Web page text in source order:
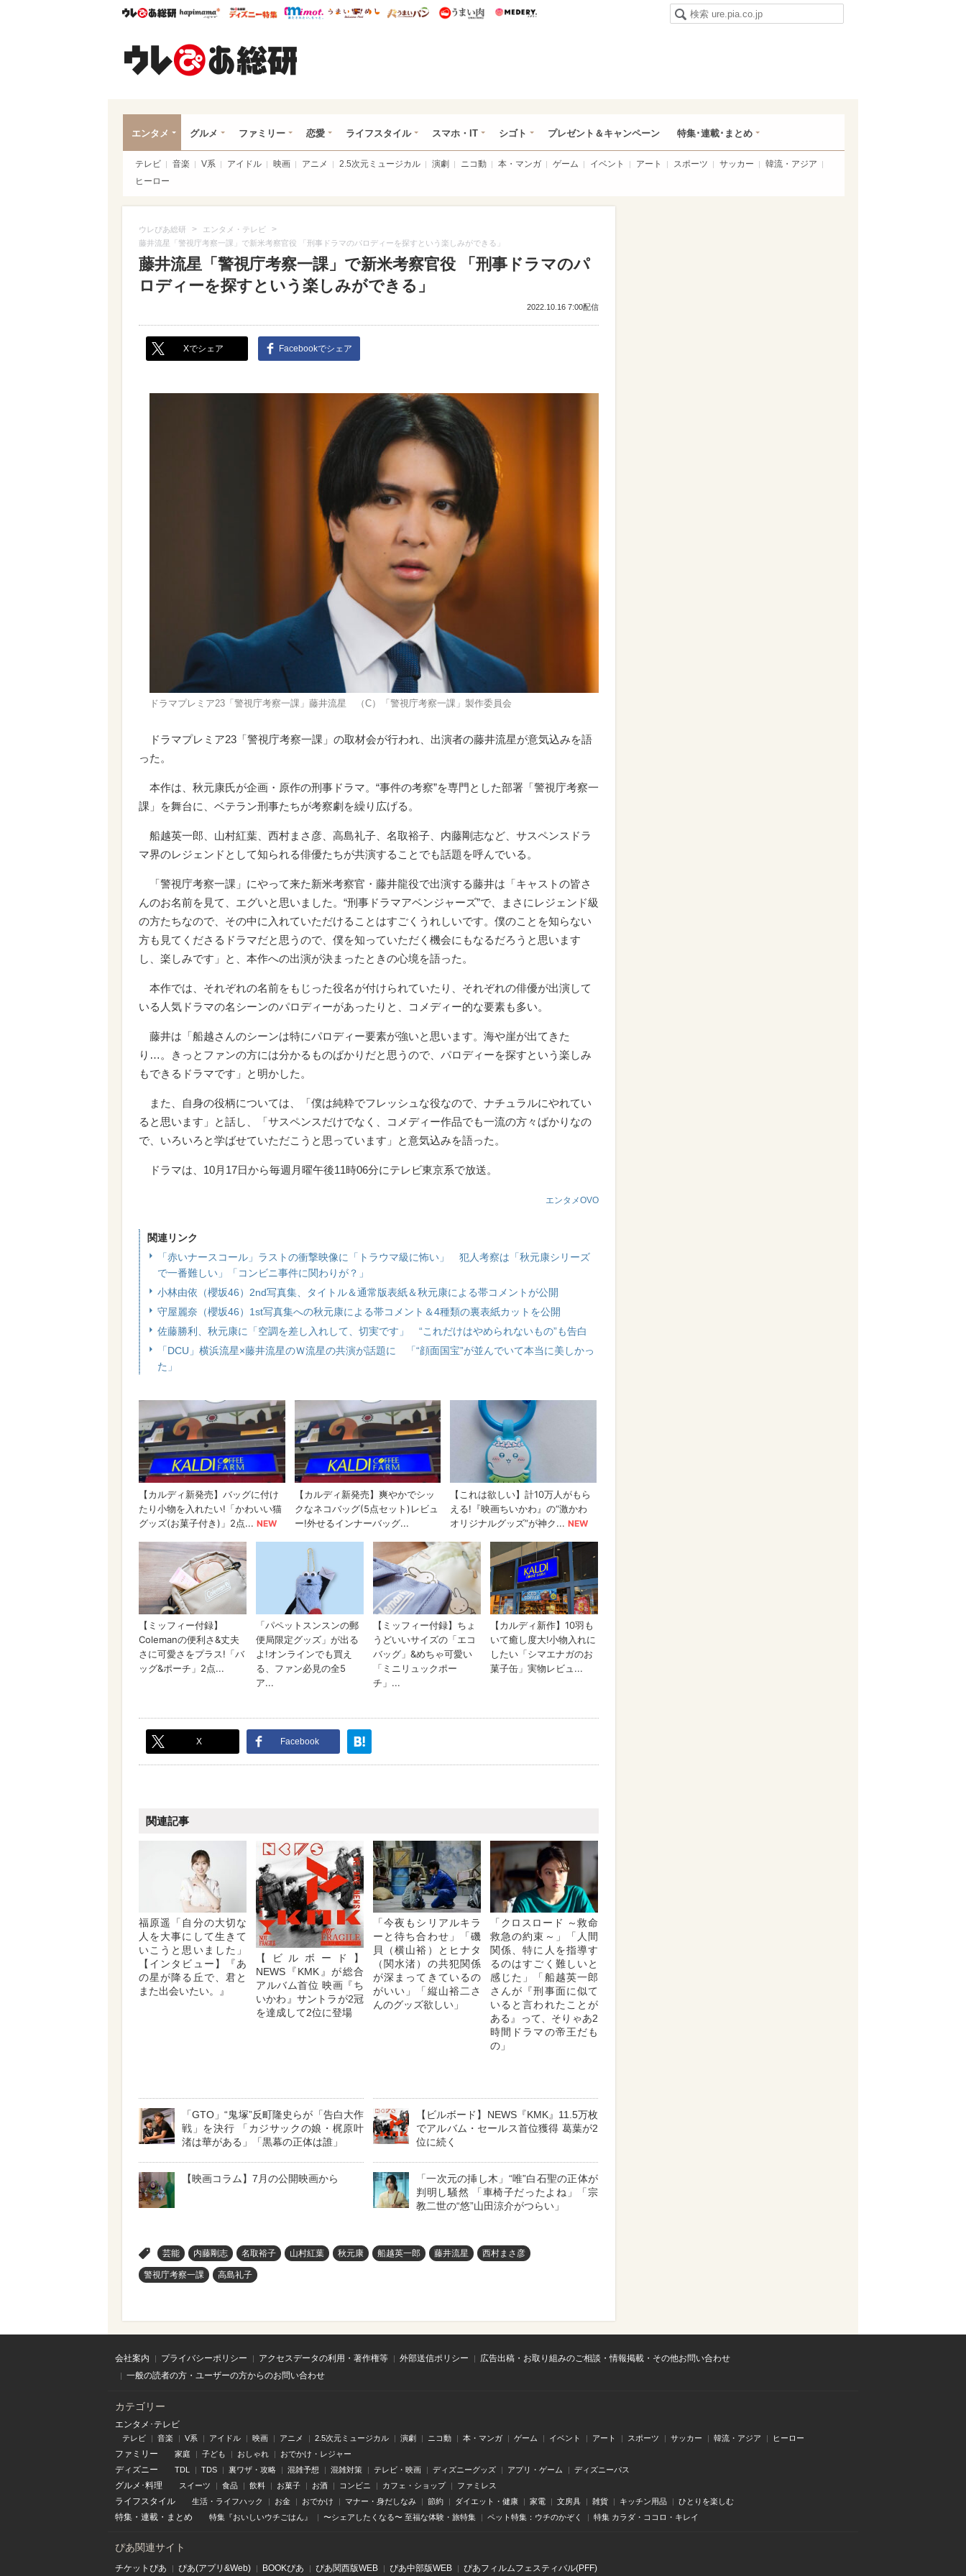
ウレぴあ総研ハピママ* ウレぴあ総研 ディズニー特集
mimot. うまいめし うまいパン うまい肉
エンタメ グルメ ファミリー 恋愛 ライフスタイル スマホ・IT シゴト プレゼント＆キャンペーン 特集･連載･まとめ
テレビ 音楽 V系 アイドル 映画 アニメ 2.5次元ミュージカル 演劇 ニコ動 本・マンガ ゲーム イベント アート スポーツ サッカー
韓流・アジア
ヒーロー
ウレぴあ総研 > エンタメ・テレビ >
藤井流星「警視庁考察一課」で新米考察官役 「刑事ドラマのパロディーを探すという楽しみができる」
藤井流星「警視庁考察一課」で新米考察官役 「刑事ドラマのパ
ロディーを探すという楽しみができる」
2022.10.16 7:00配信
Xでシェア Facebookでシェア
ドラマプレミア23「警視庁考察一課」藤井流星 （C）「警視庁考察一課」製作委員会
ドラマプレミア23「警視庁考察一課」の取材会が行われ、出演者の藤井流星が意気込みを語
った。
本作は、秋元康氏が企画・原作の刑事ドラマ。“事件の考察”を専門とした部署「警視庁考察一
課」を舞台に、ベテラン刑事たちが考察劇を繰り広げる。
船越英一郎、山村紅葉、西村まさ彦、高島礼子、名取裕子、内藤剛志など、サスペンスドラ
マ界のレジェンドとして知られる俳優たちが共演することでも話題を呼んでいる。
「警視庁考察一課」にやって来た新米考察官・藤井龍役で出演する藤井は「キャストの皆さ
んのお名前を見て、エグいと思いました。“刑事ドラマアベンジャーズ”で、まさにレジェンド級
の方たちなので、その中に入れていただけることはすごくうれしいです。僕のことを知らない
方も見てくださるドラマだと思うので、僕を知っていただく機会にもなるだろうと思います
し、楽しみです」と、本作への出演が決まったときの心境を語った。
本作では、それぞれの名前をもじった役名が付けられていたり、それぞれの俳優が出演して
いる人気ドラマの名シーンのパロディーがあったりと、コメディー的な要素も多い。
藤井は「船越さんのシーンは特にパロディー要素が強いと思います。海や崖が出てきた
り…。きっとファンの方には分かるものばかりだと思うので、パロディーを探すという楽しみ
もできるドラマです」と明かした。
また、自身の役柄については、「僕は純粋でフレッシュな役なので、ナチュラルにやれてい
ると思います」と話し、「サスペンスだけでなく、コメディー作品でも一流の方々ばかりなの
で、いろいろと学ばせていただこうと思っています」と意気込みを語った。
ドラマは、10月17日から毎週月曜午後11時06分にテレビ東京系で放送。
エンタメOVO
関連リンク
「赤いナースコール」ラストの衝撃映像に「トラウマ級に怖い」 犯人考察は「秋元康シリーズ
で一番難しい」「コンビニ事件に関わりが？」
小林由依（櫻坂46）2nd写真集、タイトル＆通常版表紙＆秋元康による帯コメントが公開
守屋麗奈（櫻坂46）1st写真集への秋元康による帯コメント＆4種類の裏表紙カットを公開
佐藤勝利、秋元康に「空調を差し入れして、切実です」 “これだけはやめられないもの”も告白
「DCU」横浜流星×藤井流星のＷ流星の共演が話題に 「“顔面国宝”が並んでいて本当に美しかっ
た」
X Facebook
関連記事
福原遥「自分の大切な
人を大事にして生きて
いこうと思いました」
【インタビュー】『あ
の星が降る丘で、君と
また出会いたい。』
【ビルボード】
NEWS『KMK』が総合
アルバム首位 映画『ち
いかわ』サントラが2冠
を達成して2位に登場
「今夜もシリアルキラ
ーと待ち合わせ」「磯
貝（横山裕）とヒナタ
（関水渚）の共犯関係
が深まってきているの
がいい」「縦山裕二さ
んのグッズ欲しい」
「クロスロード ～救命
救急の約束～」「人間
関係、特に人を指導す
るのはすごく難しいと
感じた」「船越英一郎
さんが『刑事面に似て
いると言われたことが
ある』って、そりゃあ2
時間ドラマの帝王だも
の」
「GTO」“鬼塚”反町隆史らが「告白大作
戦」を決行 「カジサックの娘・梶原叶
渚は華がある」「黒幕の正体は誰」
【ビルボード】NEWS『KMK』11.5万枚
でアルバム・セールス首位獲得 葛葉が2
位に続く
【映画コラム】7月の公開映画から
「一次元の挿し木」“唯”白石聖の正体が
判明し騒然 「車椅子だったよね」「宗
教二世の“悠”山田涼介がつらい」
芸能 内藤剛志 名取裕子 山村紅葉 秋元康 船越英一郎 藤井流星 西村まさ彦
警視庁考察一課 高島礼子
会社案内 プライバシーポリシー アクセスデータの利用・著作権等 外部送信ポリシー
広告出稿・お取り組みのご相談・情報掲載・その他お問い合わせ
一般の読者の方・ユーザーの方からのお問い合わせ
カテゴリー
エンタメ･テレビ
テレビ 音楽 V系 アイドル 映画 アニメ 2.5次元ミュージカル 演劇 ニコ動 本・マンガ ゲーム イベント アート スポーツ サッカー 韓流・アジア ヒーロー
ファミリー 家庭 子ども おしゃれ おでかけ・レジャー
ディズニー TDL TDS 裏ワザ・攻略 混雑予想 混雑対策 テレビ・映画 ディズニーグッズ アプリ・ゲーム ディズニーパス
グルメ･料理 スイーツ 食品 飲料 お菓子 お酒 コンビニ カフェ・ショップ ファミレス
ライフスタイル 生活・ライフハック お金 おでかけ マナー・身だしなみ 節約 ダイエット・健康 家電 文房具 雑貨 キッチン用品 ひとりを楽しむ
特集 ・ 連載 ・ まとめ 特集『おいしいウチごはん』 〜シェアしたくなる〜 至福な体験・旅特集 ペット特集：ウチのかぞく 特集 カラダ・ココロ・キレイ
ぴあ関連サイト
チケットぴあ ぴあ(アプリ&Web) BOOKぴあ ぴあ関⻄版WEB ぴあ中部版WEB ぴあフィルムフェスティバル(PFF)